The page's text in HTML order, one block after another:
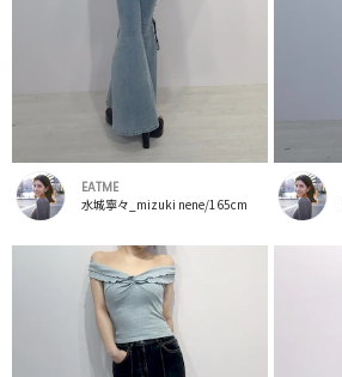
EATME
水城寧々_mizuki nene/165cm